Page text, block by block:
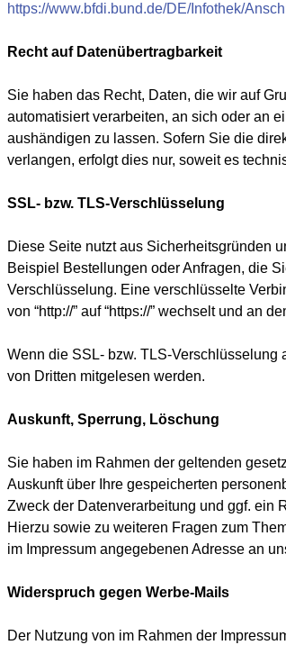
https://www.bfdi.bund.de/DE/Infothek/
Recht auf Datenübertragbarkeit
Sie haben das Recht, Daten, die wir auf
automatisiert verarbeiten, an sich oder an
aushändigen zu lassen. Sofern Sie die
verlangen, erfolgt dies nur, soweit es
SSL- bzw. TLS-Verschlüsselung
Diese Seite nutzt aus Sicherheitsgründen
Beispiel Bestellungen oder Anfragen, die
Verschlüsselung. Eine verschlüsselte
von “http://” auf “https://” wechselt und an
Wenn die SSL- bzw. TLS-Verschlüsselung
von Dritten mitgelesen werden.
Auskunft, Sperrung, Löschung
Sie haben im Rahmen der geltenden
Auskunft über Ihre gespeicherten
Zweck der Datenverarbeitung und ggf. ein
Hierzu sowie zu weiteren Fragen zum
im Impressum angegebenen Adresse an
Widerspruch gegen Werbe-Mails
Der Nutzung von im Rahmen der